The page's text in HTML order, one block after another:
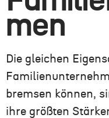
men
Die gleichen
bremsen können,
ihre größten